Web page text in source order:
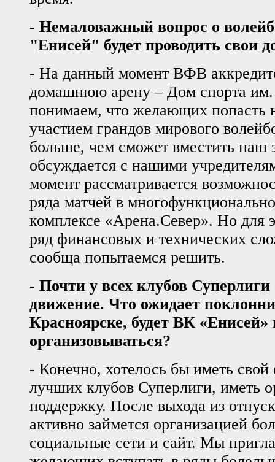
- Немаловажный вопрос о
"Енисей" будет проводить свои
- На данный момент ВФВ
домашнюю арену – Дом спорта
понимаем, что желающих попасть
участием грандов мирового
больше, чем сможет вместить наш
обсуждается с нашими
момент рассматривается
ряда матчей в
комплексе «Арена.Север». Но для
ряд финансовых и технических
сообща попытаемся решить.
- Почти у всех клубов Суперлиги
движение. Что ожидает
Красноярске, будет ВК
организовываться?
- Конечно, хотелось бы иметь свой
лучших клубов Суперлиги, иметь
поддержку. После выхода из
активно займется организацией
социальные сети и сайт. Мы